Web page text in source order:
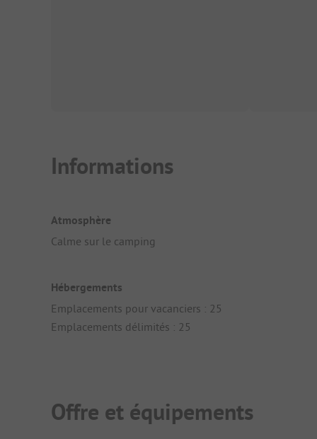
Informations
Atmosphère
Calme sur le camping
Hébergements
Emplacements pour vacanciers : 25
Emplacements délimités : 25
Offre et équipements